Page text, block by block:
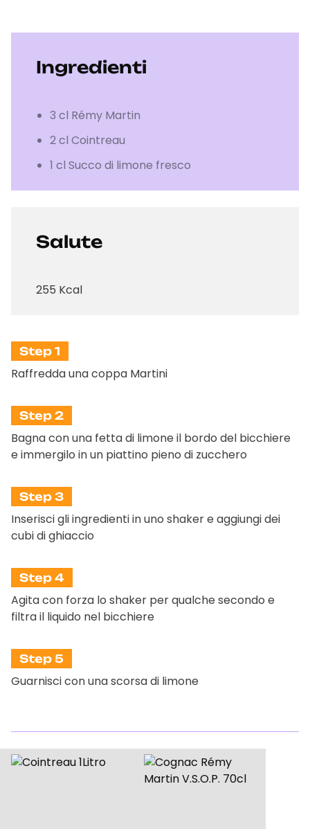
Step 1
Raffredda una coppa Martini
Step 2
Bagna con una fetta di limone il bordo del bicchiere
e immergilo in un piattino pieno di zucchero
Step 3
Inserisci gli ingredienti in uno shaker e aggiungi dei
cubi di ghiaccio
Step 4
Agita con forza lo shaker per qualche secondo e
filtra il liquido nel bicchiere
Step 5
Guarnisci con una scorsa di limone
Ingredienti
3 cl Rémy Martin
2 cl Cointreau
1 cl Succo di limone fresco
Salute
255 Kcal